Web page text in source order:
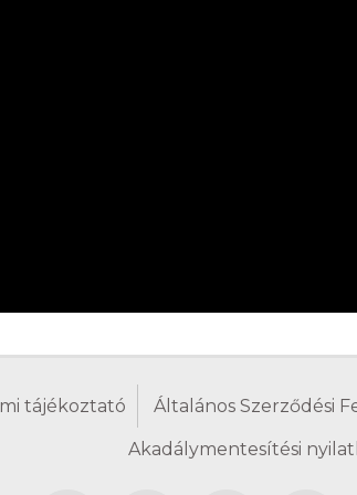
tájékoztató Általános Szerződési
Akadálymentesítési